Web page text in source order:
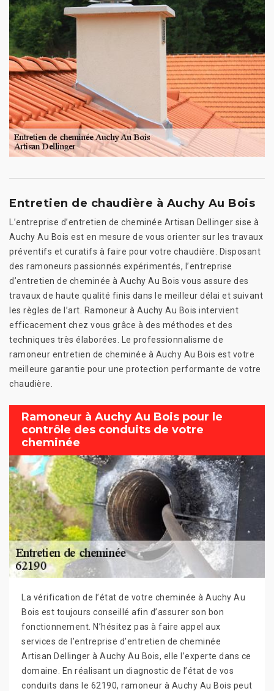
Entretien de chaudière à Auchy Au Bois
L’entreprise d’entretien de cheminée Artisan Dellinger sise à
Auchy Au Bois est en mesure de vous orienter sur les travaux
préventifs et curatifs à faire pour votre chaudière. Disposant
des ramoneurs passionnés expérimentés, l’entreprise
d’entretien de cheminée à Auchy Au Bois vous assure des
travaux de haute qualité finis dans le meilleur délai et suivant
les règles de l’art. Ramoneur à Auchy Au Bois intervient
efficacement chez vous grâce à des méthodes et des
techniques très élaborées. Le professionnalisme de
ramoneur entretien de cheminée à Auchy Au Bois est votre
meilleure garantie pour une protection performante de votre
chaudière.
Ramoneur à Auchy Au Bois pour le
contrôle des conduits de votre
cheminée
La vérification de l’état de votre cheminée à Auchy Au
Bois est toujours conseillé afin d’assurer son bon
fonctionnement. N’hésitez pas à faire appel aux
services de l’entreprise d’entretien de cheminée
Artisan Dellinger à Auchy Au Bois, elle l’experte dans ce
domaine. En réalisant un diagnostic de l’état de vos
conduits dans le 62190, ramoneur à Auchy Au Bois peut